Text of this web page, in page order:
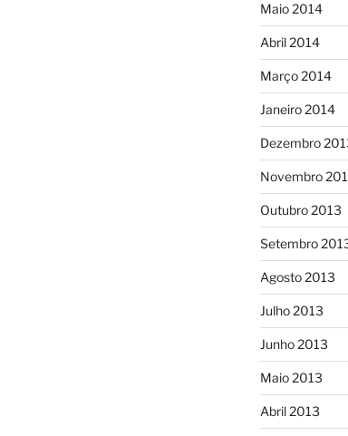
Maio 2014
Abril 2014
Março 2014
Janeiro 2014
Dezembro
Novembro
Outubro 2013
Setembro
Agosto 2013
Julho 2013
Junho 2013
Maio 2013
Abril 2013